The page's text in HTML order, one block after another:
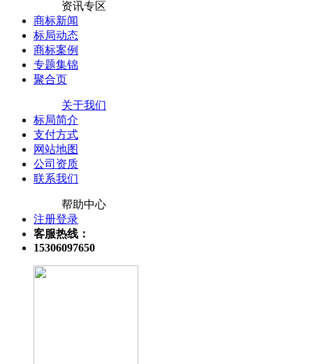
资讯专区
商标新闻
标局动态
商标案例
专题集锦
聚合页
关于我们
标局简介
支付方式
网站地图
公司资质
联系我们
帮助中心
注册登录
客服热线：
15306097650